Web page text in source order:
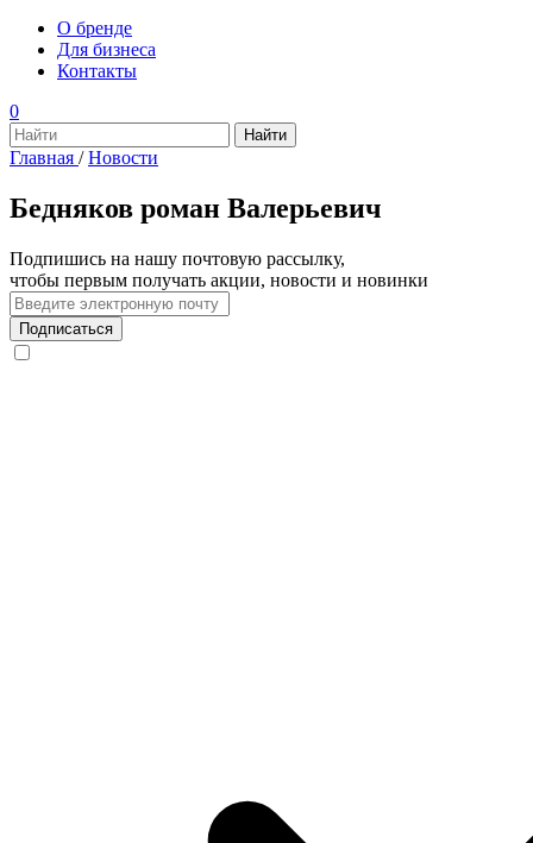
О бренде
Для бизнеса
Контакты
0
Главная / Новости
Бедняков роман Валерьевич
Подпишись на нашу почтовую рассылку,
чтобы первым получать акции, новости и новинки
Подписаться